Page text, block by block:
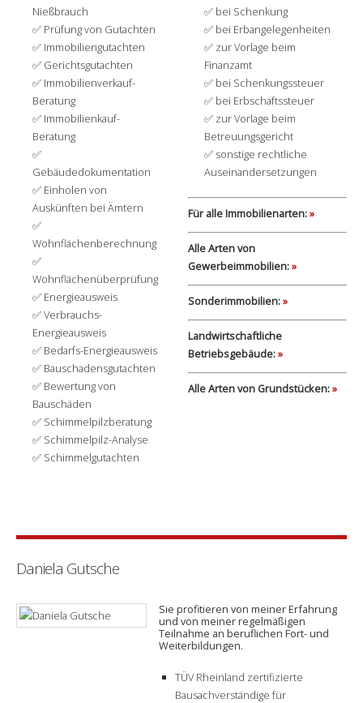
Nießbrauch
Prüfung von Gutachten
Immobiliengutachten
Gerichtsgutachten
Immobilienverkauf-
Beratung
Immobilienkauf-
Beratung
Gebäudedokumentation
Einholen von
Auskünften bei Ämtern
Wohnflächenberechnung
Wohnflächenüberprüfung
Energieausweis
Verbrauchs-
Energieausweis
Bedarfs-Energieausweis
Bauschadensgutachten
Bewertung von
Bauschäden
Schimmelpilzberatung
Schimmelpilz-Analyse
Schimmelgutachten
bei Schenkung
bei Erbangelegenheiten
zur Vorlage beim
Finanzamt
bei Schenkungssteuer
bei Erbschaftssteuer
zur Vorlage beim
Betreuungsgericht
sonstige rechtliche
Auseinandersetzungen
Für alle Immobilienarten:»
Alle Arten von
Gewerbeimmobilien:»
Sonderimmobilien:»
Landwirtschaftliche
Betriebsgebäude:»
Alle Arten von Grundstücken:»
Daniela Gutsche
Sie profitieren von meiner Erfahrung
und von meiner regelmäßigen
Teilnahme an beruflichen Fort- und
Weiterbildungen.
TÜV Rheinland zertifizierte
Bausachverständige für